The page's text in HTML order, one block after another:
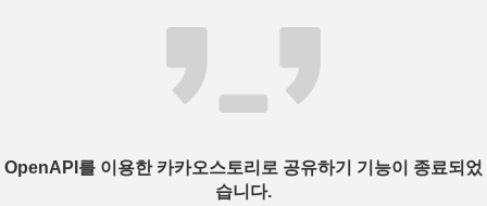
OpenAPI를 이용한 카카오스토리로 공유하기 기능이 종료되었
습니다.